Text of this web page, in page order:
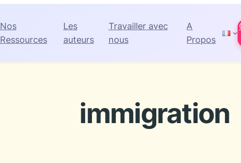
Nos
Ressources
Les
auteurs
Travailler avec
nous
A
Propos
immigration